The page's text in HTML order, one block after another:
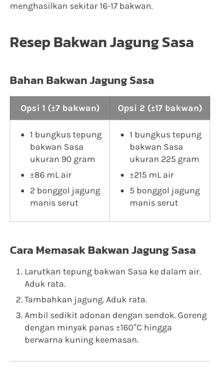
menghasilkan sekitar 16-17 bakwan.
Resep Bakwan Jagung Sasa
Bahan Bakwan Jagung Sasa
Opsi 1 (±7 bakwan) Opsi 2 (±17 bakwan)
1 bungkus tepung
bakwan Sasa
ukuran 90 gram
±86 mL air
2 bonggol jagung
manis serut
1 bungkus tepung
bakwan Sasa
ukuran 225 gram
±215 mL air
5 bonggol jagung
manis serut
Cara Memasak Bakwan Jagung Sasa
Larutkan tepung bakwan Sasa ke dalam air.
Aduk rata.
Tambahkan jagung. Aduk rata.
Ambil sedikit adonan dengan sendok. Goreng
dengan minyak panas ±160°C hingga
berwarna kuning keemasan.